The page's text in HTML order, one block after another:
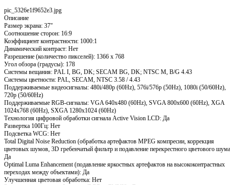
pic_5326e1f9652e3.jpg
Описание
Размер экрана: 37"
Соотношение сторон: 16:9
Коэффициент контрастности: 1000:1
Динамический контраст: Нет
Разрешение (количество пикселей): 1366 х 768
Угол обзора (градусы): 178
Системы вещания: PAL I, BG, DK; SECAM BG, DK; NTSC M, B/G 4.43
Системы цветности: PAL, SECAM, NTSC 3.58 / 4.43
Поддерживаемые видеосигналы: 480i/480p (60Hz), 576i/576p (50Hz), 1080i (50/60Hz),
720p (50/60Hz)
Поддерживаемые RGB-сигналы: VGA 640х480 (60Hz), SVGA 800x600 (60Hz), XGA
1024x768 (60Hz), SXGA 1280x1024 (60Hz)
Технология цифровой обработки сигнала Active Vision LCD: Да
Развертка 100Гц: Нет
Подсветка WCG: Нет
Total Digital Noise Reduction (обработка артефактов MPEG компресии, коррекция
цветовых шумов, 3D гребенчатый фильтр и подавление перекрестного цветового
Да
Optimal Luma Enhancement (подавление яркостных артефактов на высококонтрастных
переходах между объектами): Да
Улучшенная цветовая обработка: Нет